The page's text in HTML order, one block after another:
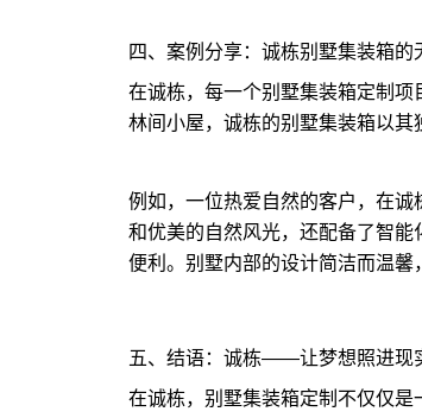
四、案例分享：诚栋别墅集装箱的
在诚栋，每一个别墅集装箱定制
林间小屋，诚栋的别墅集装箱以其
例如，一位热爱自然的客户，在
和优美的自然风光，还配备了智
便利。别墅内部的设计简洁而温馨
五、结语：诚栋——让梦想照进现
在诚栋，别墅集装箱定制不仅仅